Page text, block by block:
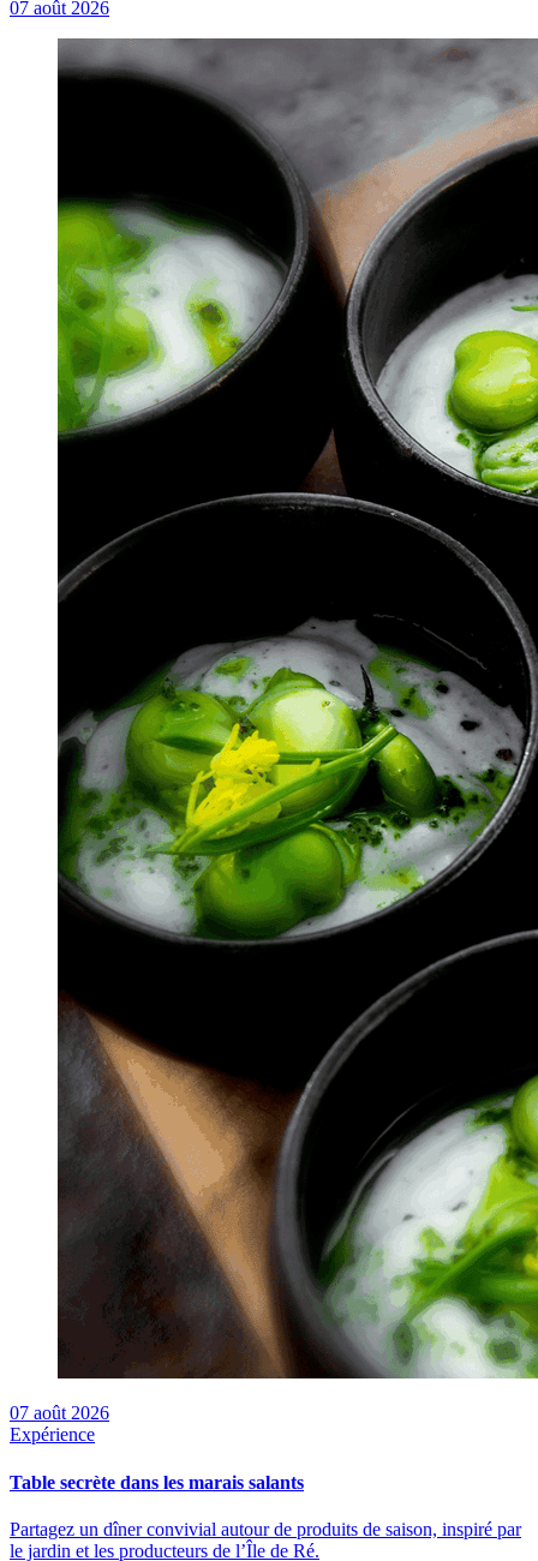
07 août 2026
07 août 2026
Expérience
Table secrète dans les marais salants
Partagez un dîner convivial autour de produits de saison, inspiré par
le jardin et les producteurs de l’Île de Ré.